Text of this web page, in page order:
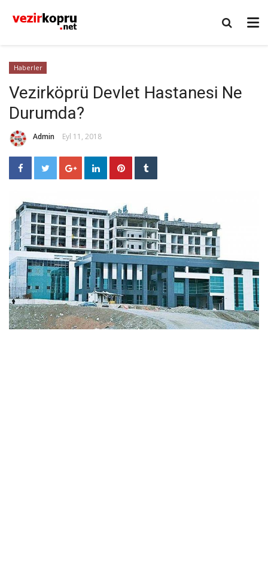
Haberler
Vezirköprü Devlet Hastanesi Ne
Durumda?
Admin Eyl 11, 2018